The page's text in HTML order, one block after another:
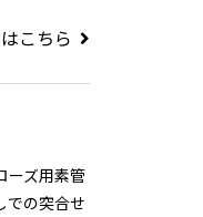
こちら
ーズ用素管
での突合せ